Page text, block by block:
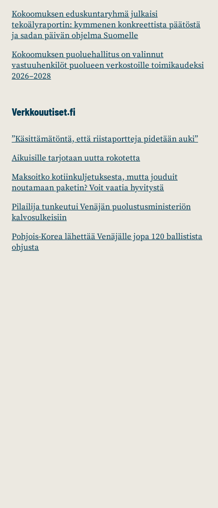
Kokoomuksen eduskuntaryhmä julkaisi
tekoälyraportin: kymmenen konkreettista päätöstä
ja sadan päivän ohjelma Suomelle
Kokoomuksen puoluehallitus on valinnut
vastuuhenkilöt puolueen verkostoille toimikaudeksi
2026–2028
Verkkouutiset.fi
”Käsittämätöntä, että riistaportteja pidetään auki”
Aikuisille tarjotaan uutta rokotetta
Maksoitko kotiinkuljetuksesta, mutta jouduit
noutamaan paketin? Voit vaatia hyvitystä
Pilailija tunkeutui Venäjän puolustusministeriön
kalvosulkeisiin
Pohjois-Korea lähettää Venäjälle jopa 120 ballistista
ohjusta